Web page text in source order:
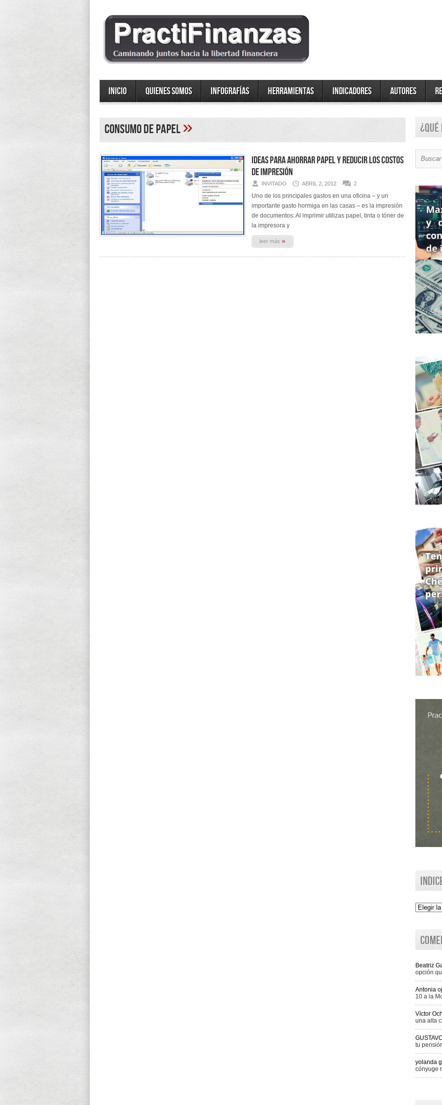
Inicio Quienes somos Infografías Herramientas Indicadores Autores
consumo de papel»
Ideas para ahorrar papel y reducir los costos
de impresión
INVITADO ABRIL 2, 2012 2
Uno de los principales gastos en una oficina – y un
importante gasto hormiga en las casas – es la impresión
de documentos: Al imprimir utilizas papel, tinta o tóner de
la impresora y
leer más »
Indice
Beatriz
opción
Antonia
10 a la
Víctor
una alta
tu
yolanda
cónyuge